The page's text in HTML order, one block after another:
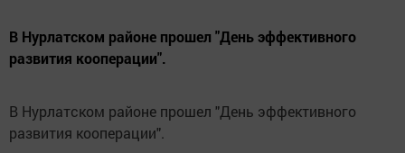
В Нурлатском районе прошел "День эффективного
развития кооперации".
В Нурлатском районе прошел "День эффективного
развития кооперации".